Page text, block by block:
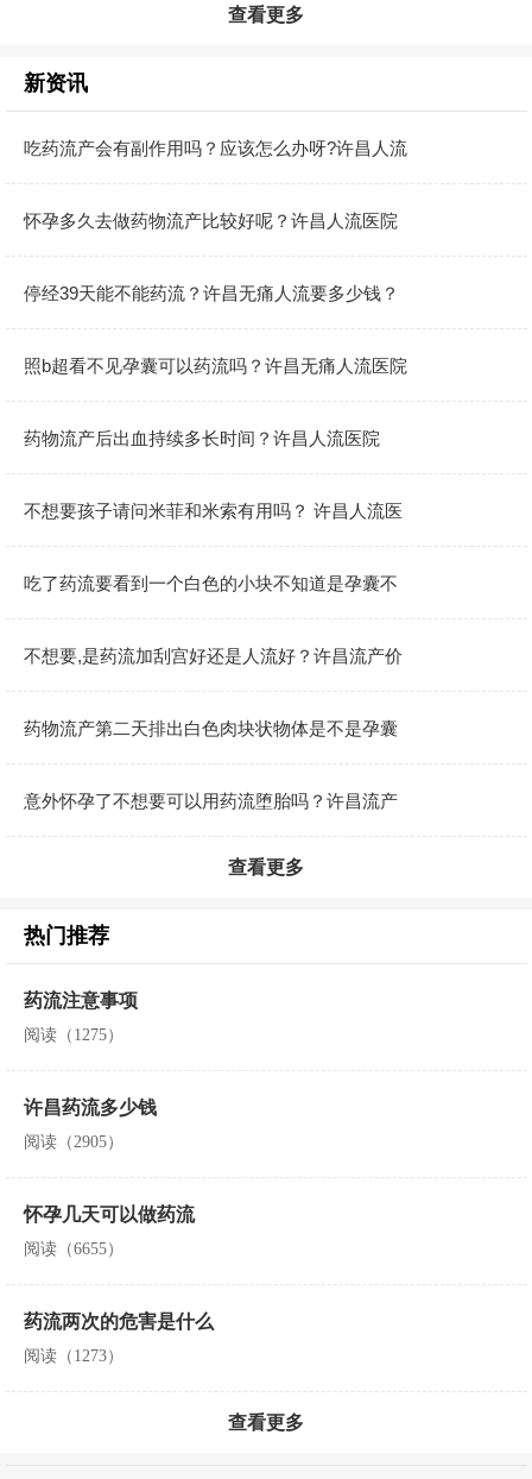
查看更多
新资讯
吃药流产会有副作用吗？应该怎么办呀?许昌人流
怀孕多久去做药物流产比较好呢？许昌人流医院
停经39天能不能药流？许昌无痛人流要多少钱？
照b超看不见孕囊可以药流吗？许昌无痛人流医院
药物流产后出血持续多长时间？许昌人流医院
不想要孩子请问米菲和米索有用吗？ 许昌人流医
吃了药流要看到一个白色的小块不知道是孕囊不
不想要,是药流加刮宫好还是人流好？许昌流产价
药物流产第二天排出白色肉块状物体是不是孕囊
意外怀孕了不想要可以用药流堕胎吗？许昌流产
查看更多
热门推荐
药流注意事项
阅读（1275）
许昌药流多少钱
阅读（2905）
怀孕几天可以做药流
阅读（6655）
药流两次的危害是什么
阅读（1273）
查看更多